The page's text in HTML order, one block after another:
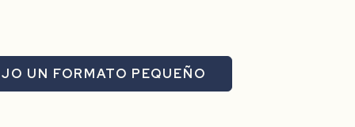
UN FORMATO PEQUEÑO